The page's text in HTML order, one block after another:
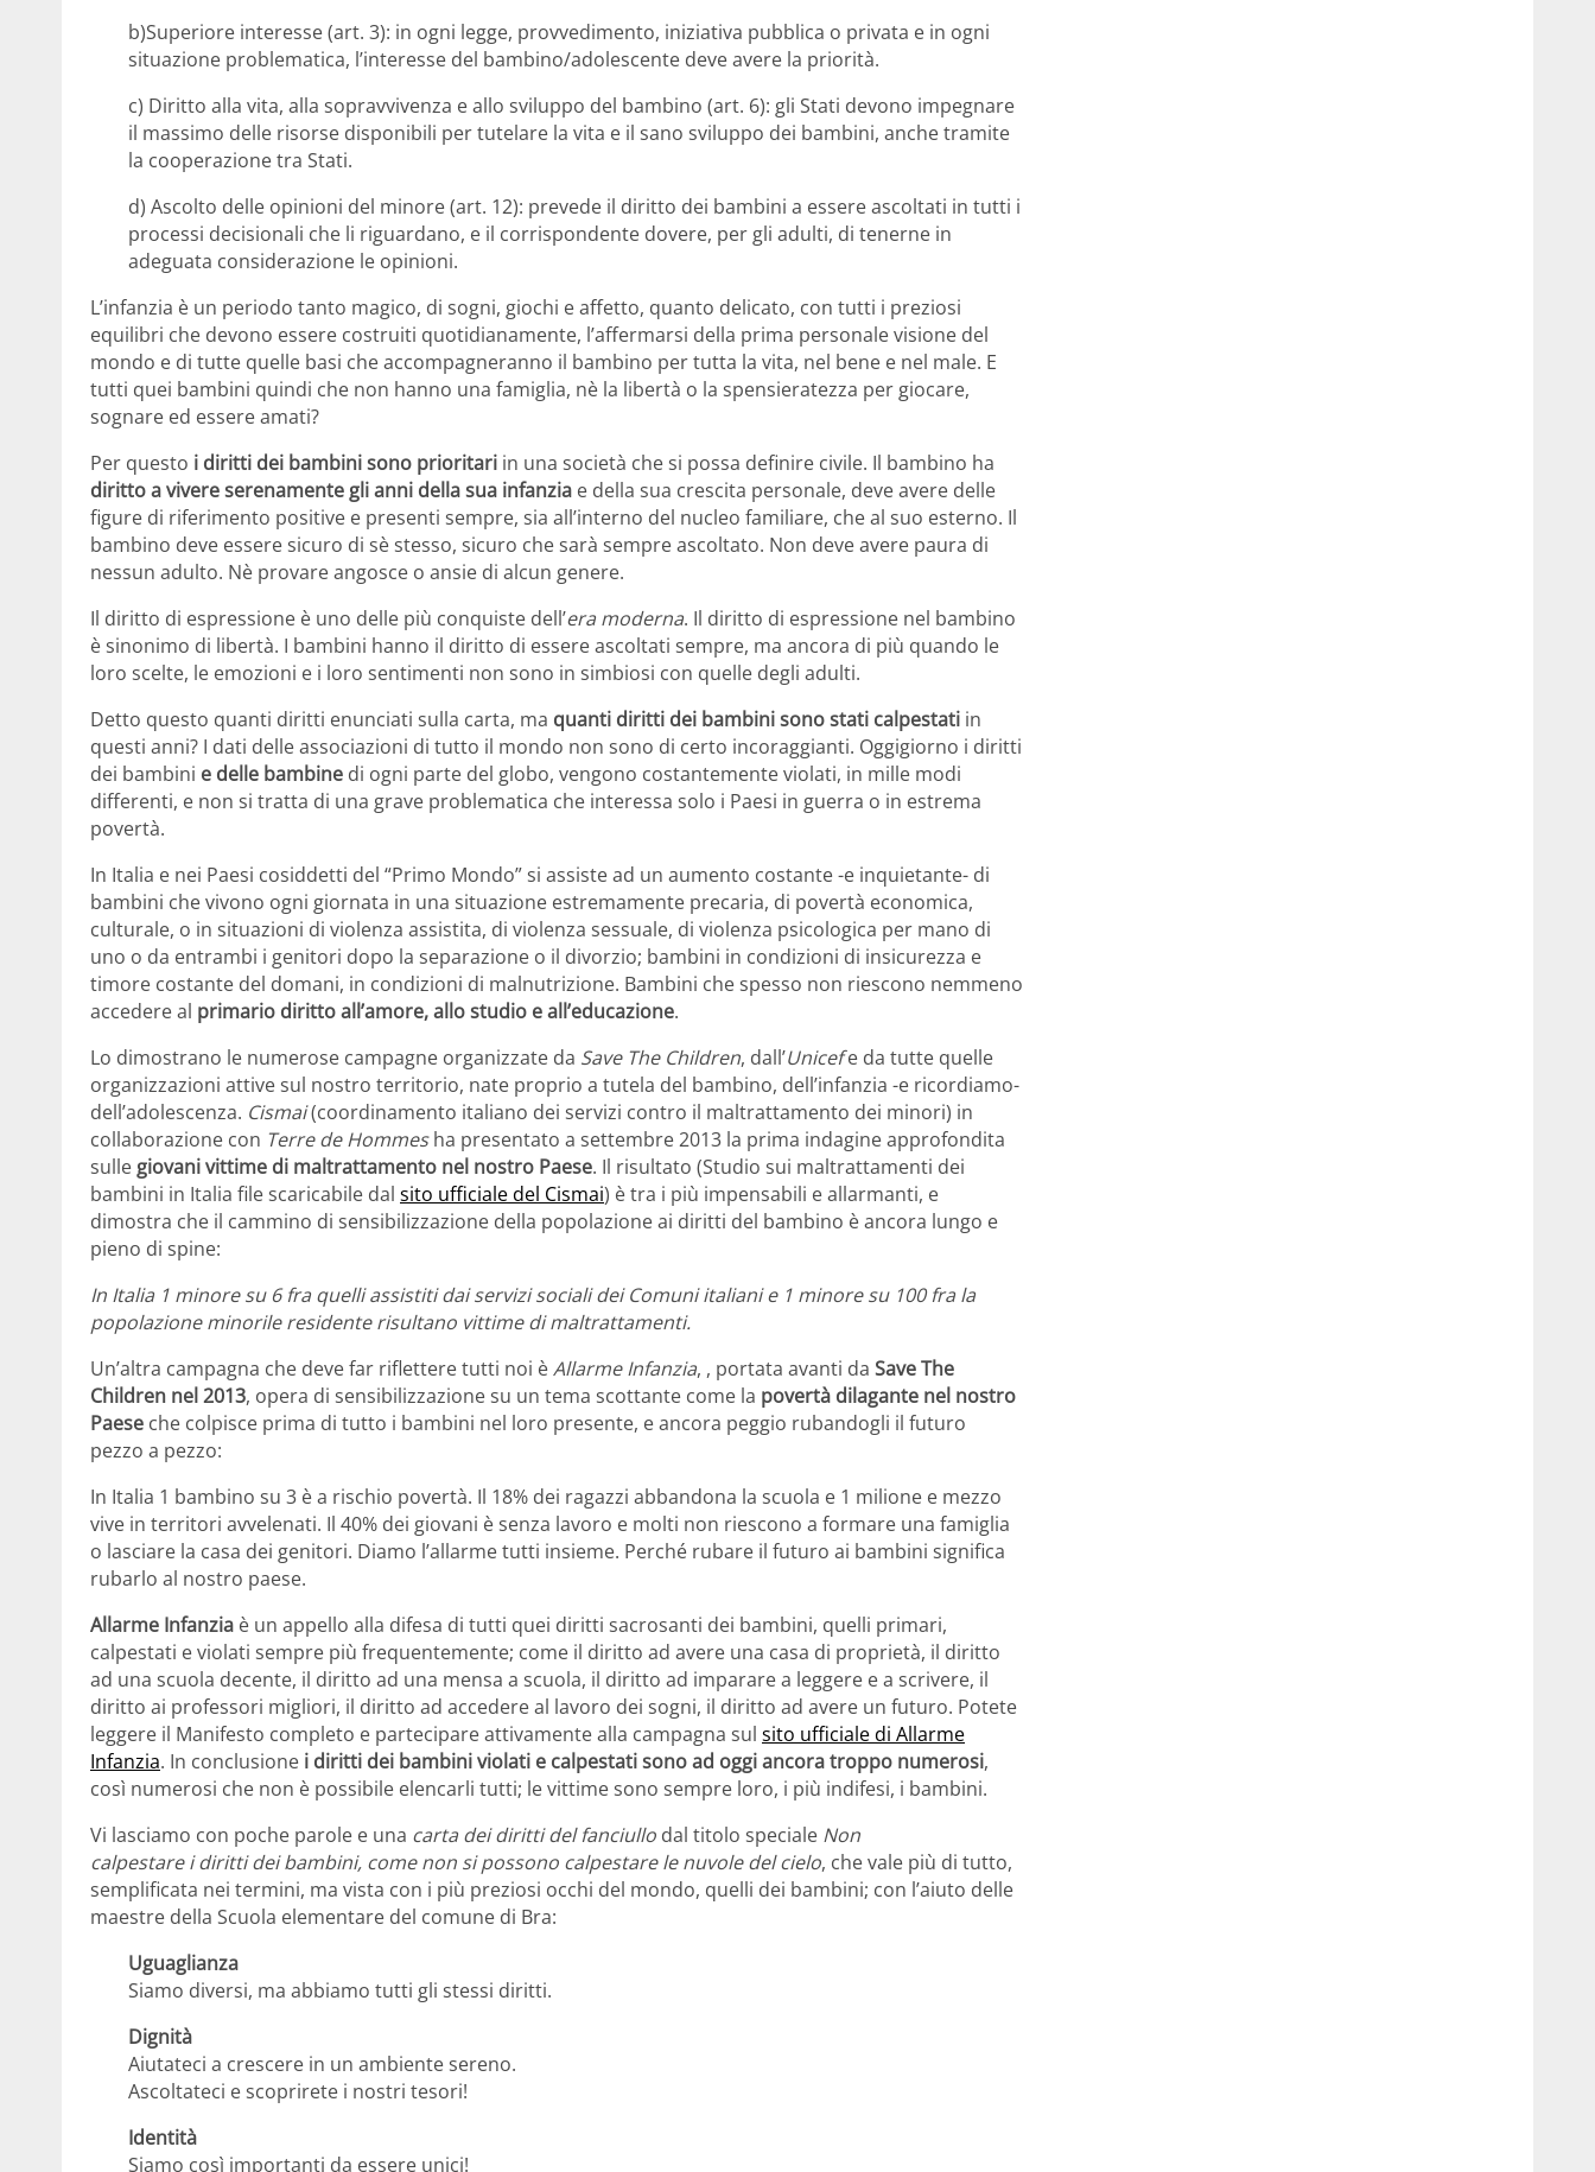
b)Superiore interesse (art. 3): in ogni legge, provvedimento, iniziativa pubblica o privata e in ogni
situazione problematica, l’interesse del bambino/adolescente deve avere la priorità.
c) Diritto alla vita, alla sopravvivenza e allo sviluppo del bambino (art. 6): gli Stati devono impegnare
il massimo delle risorse disponibili per tutelare la vita e il sano sviluppo dei bambini, anche tramite
la cooperazione tra Stati.
d) Ascolto delle opinioni del minore (art. 12): prevede il diritto dei bambini a essere ascoltati in tutti i
processi decisionali che li riguardano, e il corrispondente dovere, per gli adulti, di tenerne in
adeguata considerazione le opinioni.
L’infanzia è un periodo tanto magico, di sogni, giochi e affetto, quanto delicato, con tutti i preziosi
equilibri che devono essere costruiti quotidianamente, l’affermarsi della prima personale visione del
mondo e di tutte quelle basi che accompagneranno il bambino per tutta la vita, nel bene e nel male. E
tutti quei bambini quindi che non hanno una famiglia, nè la libertà o la spensieratezza per giocare,
sognare ed essere amati?
Per questo i diritti dei bambini sono prioritari in una società che si possa definire civile. Il bambino ha
diritto a vivere serenamente gli anni della sua infanzia e della sua crescita personale, deve avere delle
figure di riferimento positive e presenti sempre, sia all’interno del nucleo familiare, che al suo esterno. Il
bambino deve essere sicuro di sè stesso, sicuro che sarà sempre ascoltato. Non deve avere paura di
nessun adulto. Nè provare angosce o ansie di alcun genere.
Il diritto di espressione è uno delle più conquiste dell’era moderna. Il diritto di espressione nel bambino
è sinonimo di libertà. I bambini hanno il diritto di essere ascoltati sempre, ma ancora di più quando le
loro scelte, le emozioni e i loro sentimenti non sono in simbiosi con quelle degli adulti.
Detto questo quanti diritti enunciati sulla carta, ma quanti diritti dei bambini sono stati calpestati in
questi anni? I dati delle associazioni di tutto il mondo non sono di certo incoraggianti. Oggigiorno i diritti
dei bambini e delle bambine di ogni parte del globo, vengono costantemente violati, in mille modi
differenti, e non si tratta di una grave problematica che interessa solo i Paesi in guerra o in estrema
povertà.
In Italia e nei Paesi cosiddetti del “Primo Mondo” si assiste ad un aumento costante -e inquietante- di
bambini che vivono ogni giornata in una situazione estremamente precaria, di povertà economica,
culturale, o in situazioni di violenza assistita, di violenza sessuale, di violenza psicologica per mano di
uno o da entrambi i genitori dopo la separazione o il divorzio; bambini in condizioni di insicurezza e
timore costante del domani, in condizioni di malnutrizione. Bambini che spesso non riescono nemmeno
accedere al primario diritto all’amore, allo studio e all’educazione.
Lo dimostrano le numerose campagne organizzate da Save The Children, dall’Unicefe da tutte quelle
organizzazioni attive sul nostro territorio, nate proprio a tutela del bambino, dell’infanzia -e ricordiamo-
dell’adolescenza. Cismai(coordinamento italiano dei servizi contro il maltrattamento dei minori) in
collaborazione con Terre de Hommesha presentato a settembre 2013 la prima indagine approfondita
sulle giovani vittime di maltrattamento nel nostro Paese. Il risultato (Studio sui maltrattamenti dei
bambini in Italia file scaricabile dal sito ufficiale del Cismai) è tra i più impensabili e allarmanti, e
dimostra che il cammino di sensibilizzazione della popolazione ai diritti del bambino è ancora lungo e
pieno di spine:
In Italia 1 minore su 6 fra quelli assistiti dai servizi sociali dei Comuni italiani e 1 minore su 100 fra la
popolazione minorile residente risultano vittime di maltrattamenti.
Un’altra campagna che deve far riflettere tutti noi èAllarme Infanzia, , portata avanti da Save The
Children nel 2013, opera di sensibilizzazione su un tema scottante come la povertà dilagante nel nostro
Paese che colpisce prima di tutto i bambini nel loro presente, e ancora peggio rubandogli il futuro
pezzo a pezzo:
In Italia 1 bambino su 3 è a rischio povertà. Il 18% dei ragazzi abbandona la scuola e 1 milione e mezzo
vive in territori avvelenati. Il 40% dei giovani è senza lavoro e molti non riescono a formare una famiglia
o lasciare la casa dei genitori. Diamo l’allarme tutti insieme. Perché rubare il futuro ai bambini significa
rubarlo al nostro paese.
Allarme Infanzia è un appello alla difesa di tutti quei diritti sacrosanti dei bambini, quelli primari,
calpestati e violati sempre più frequentemente; come il diritto ad avere una casa di proprietà, il diritto
ad una scuola decente, il diritto ad una mensa a scuola, il diritto ad imparare a leggere e a scrivere, il
diritto ai professori migliori, il diritto ad accedere al lavoro dei sogni, il diritto ad avere un futuro. Potete
leggere il Manifesto completo e partecipare attivamente alla campagna sul sito ufficiale di Allarme
Infanzia. In conclusione i diritti dei bambini violati e calpestati sono ad oggi ancora troppo numerosi,
così numerosi che non è possibile elencarli tutti; le vittime sono sempre loro, i più indifesi, i bambini.
Vi lasciamo con poche parole e una carta dei diritti del fanciullo dal titolo speciale Non
calpestare i diritti dei bambini, come non si possono calpestare le nuvole del cielo, che vale più di tutto,
semplificata nei termini, ma vista con i più preziosi occhi del mondo, quelli dei bambini; con l’aiuto delle
maestre della Scuola elementare del comune di Bra:
Uguaglianza
Siamo diversi, ma abbiamo tutti gli stessi diritti.
Dignità
Aiutateci a crescere in un ambiente sereno.
Ascoltateci e scoprirete i nostri tesori!
Identità
Siamo così importanti da essere unici!